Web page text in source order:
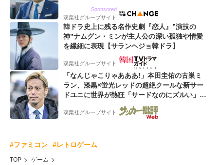
Sponsored
双葉社グループサイト
韓ドラ史上に残る名作史劇『恋人』”演技の
神”ナムグン・ミンが主人公の深い孤独や情愛
を繊細に表現【サランヘジョ韓ドラ】
双葉社グループサイト
「なんじゃこりゃあああ!」本田圭佑の古巣ミ
ラン、漆黒×蛍光レッドの超絶クールな新サー
ドユニに世界が熱狂「サードなのにズルい」
「こりゃかっけえわ」
双葉社グループサイト
#ファミコン #レトロゲーム
TOP
ゲーム